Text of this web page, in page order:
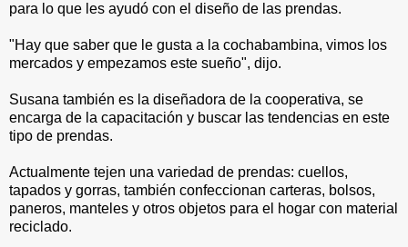
para lo que les ayudó con el diseño de las prendas.
"Hay que saber que le gusta a la cochabambina, vimos los
mercados y empezamos este sueño", dijo.
Susana también es la diseñadora de la cooperativa, se
encarga de la capacitación y buscar las tendencias en este
tipo de prendas.
Actualmente tejen una variedad de prendas: cuellos,
tapados y gorras, también confeccionan carteras, bolsos,
paneros, manteles y otros objetos para el hogar con material
reciclado.